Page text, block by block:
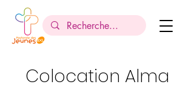
Colocation Alma